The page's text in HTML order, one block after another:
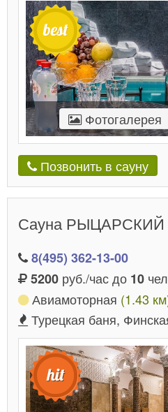
Фотогалерея
Позвонить в сауну
Сауна
8(495) 362-13-00
5200 руб./час до 10
Авиамоторная (1.43
Турецкая баня,